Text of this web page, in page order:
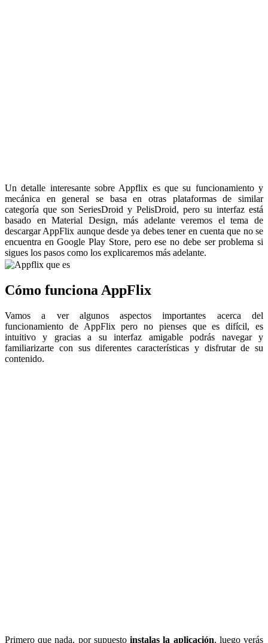
Un detalle interesante sobre Appflix es que su funcionamiento y
mecánica en general se basa en otras plataformas de similar
categoría que son SeriesDroid y PelisDroid, pero su interfaz está
basado en Material Design, más adelante veremos el tema de
descargar AppFlix aunque desde ya debes tener en cuenta que no se
encuentra en Google Play Store, pero ese no debe ser problema si
sigues los pasos como los explicaremos más adelante.
Cómo funciona AppFlix
Vamos a ver algunos aspectos importantes acerca del
funcionamiento de AppFlix pero no pienses que es difícil, es
intuitivo y gracias a su interfaz amigable podrás navegar y
familiarizarte con sus diferentes características y disfrutar de su
contenido.
Primero que nada, por supuestoinstalas la aplicación, luego verás